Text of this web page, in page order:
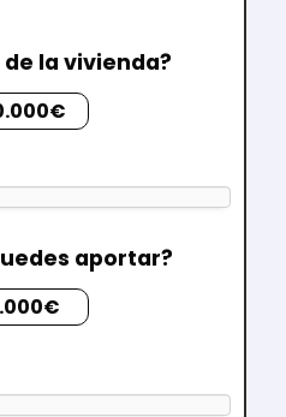
la vivienda?
aportar?